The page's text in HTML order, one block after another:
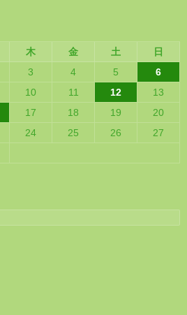
木 金 土
日
3 4 5
6
10 11 12
13
17 18 19
20
24 25 26
27